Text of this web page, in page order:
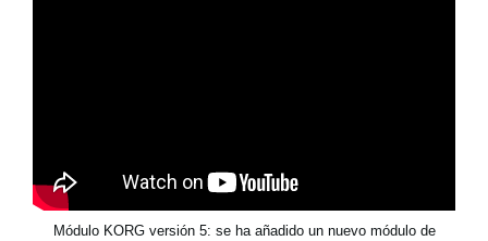
Módulo KORG versión 5: se ha añadido un nuevo módulo de